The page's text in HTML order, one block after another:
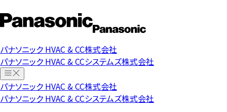
パナソニック HVAC & CC株式会社
パナソニック HVAC & CCシステムズ株式会社
パナソニック HVAC & CC株式会社
パナソニック HVAC & CCシステムズ株式会社